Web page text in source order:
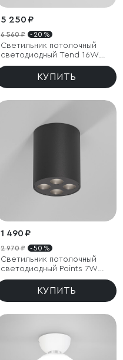
5 250 ₽
6 560 ₽ - 20 %
Светильник потолочный
светодиодный Tend 16W
4000K черный
КУПИТЬ
1 490 ₽
2 970 ₽ - 50 %
Светильник потолочный
светодиодный Points 7W
4000K черный
КУПИТЬ